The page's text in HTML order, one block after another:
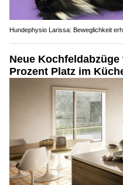
Hundephysio Larissa: Beweglichkeit
Neue
Prozent Platz im